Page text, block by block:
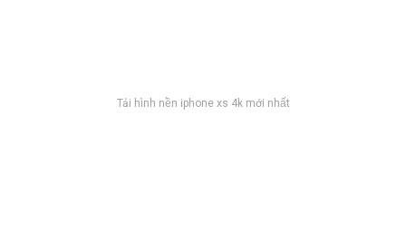
Tải hình nền iphone xs 4k mới nhất